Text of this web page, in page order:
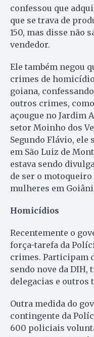
confessou que
que se trava de
150, mas disse não
vendedor.
Ele também negou
crimes de
goiana,
outros crimes,
açougue no Jardim
setor Moinho dos
Segundo Flávio, ele
em São Luiz de
estava sendo
de ser o
mulheres em
Homicídios
Recentemente o
força-tarefa da
crimes. Participam
sendo nove da DIH,
delegacias e outros
Outra medida do
contingente da
600 policiais